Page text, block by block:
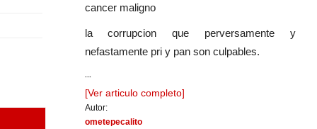
cancer maligno
la corrupcion que perversamente y
nefastamente pri y pan son culpables.
...
[Ver articulo completo]
Autor:
ometepecalito